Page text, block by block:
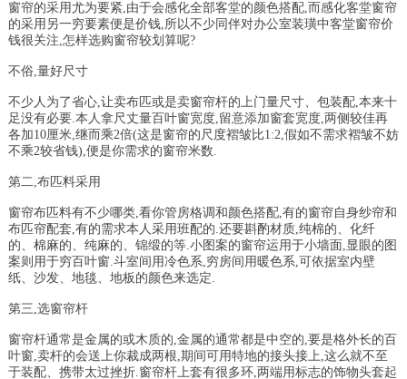
窗帘的采用尤为要紧,由于会感化全部客堂的颜色搭配,而感化客堂窗帘
的采用另一穷要素便是价钱,所以不少同伴对办公室装璜中客堂窗帘价
钱很关注,怎样选购窗帘较划算呢?
不俗,量好尺寸
不少人为了省心,让卖布匹或是卖窗帘杆的上门量尺寸、包装配,本来十
足没有必要.本人拿尺丈量百叶窗宽度,留意添加窗套宽度,两侧较佳再
各加10厘米,继而乘2倍(这是窗帘的尺度褶皱比1:2,假如不需求褶皱不妨
不乘2较省钱),便是你需求的窗帘米数.
第二,布匹料采用
窗帘布匹料有不少哪类,看你管房格调和颜色搭配,有的窗帘自身纱帘和
布匹帘配套,有的需求本人采用班配的.还要斟酌材质,纯棉的、化纤
的、棉麻的、纯麻的、锦缎的等.小图案的窗帘运用于小墙面,显眼的图
案则用于穷百叶窗.斗室间用冷色系,穷房间用暖色系,可依据室内壁
纸、沙发、地毯、地板的颜色来选定.
第三,选窗帘杆
窗帘杆通常是金属的或木质的,金属的通常都是中空的,要是格外长的百
叶窗,卖杆的会送上你裁成两根,期间可用特地的接头接上,这么就不至
于装配、携带太过挫折.窗帘杆上套有很多环,两端用标志的饰物头套起